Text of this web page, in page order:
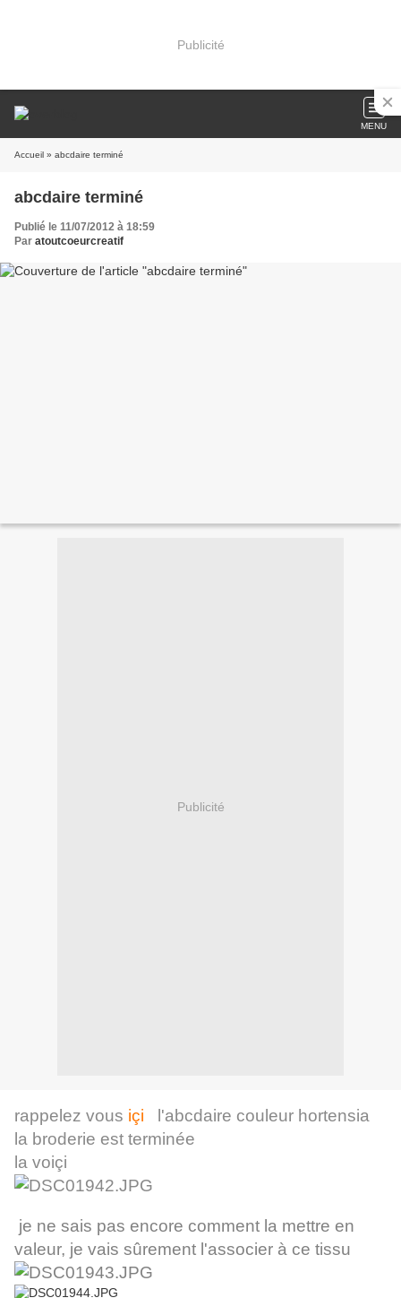
Publicité
MENU
Accueil » abcdaire terminé
abcdaire terminé
Publié le 11/07/2012 à 18:59
Par atoutcoeurcreatif
Publicité
rappelez vous içi l'abcdaire couleur hortensia
la broderie est terminée
la voiçi
je ne sais pas encore comment la mettre en
valeur, je vais sûrement l'associer à ce tissu